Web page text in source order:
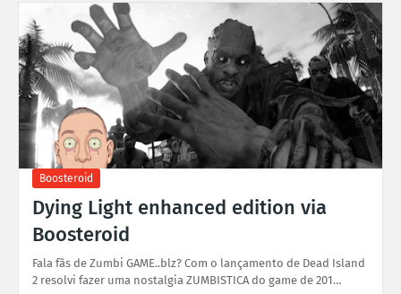
Boosteroid
Dying Light enhanced edition via
Boosteroid
Fala fãs de Zumbi GAME..blz? Com o lançamento de Dead Island
2 resolvi fazer uma nostalgia ZUMBISTICA do game de 201…